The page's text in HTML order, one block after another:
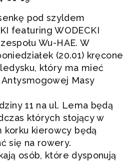
pod szyldem
featuring WODECKI
Wu-HAE. W
(20.01) kręcone
który ma mieć
Masy
11 na ul. Lema będą
których stojący w
kierowcy będą
się na rowery.
osób, które dysponują